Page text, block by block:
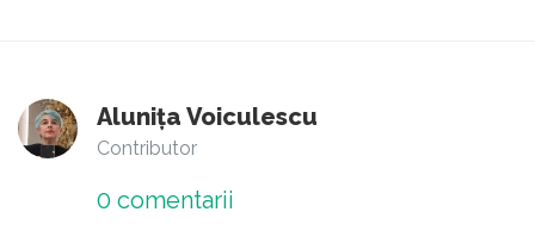
Alunița Voiculescu
Contributor
0 comentarii